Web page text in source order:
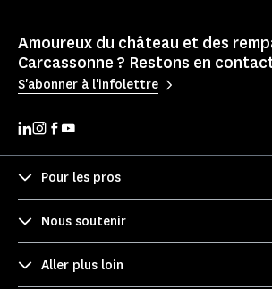
Amoureux du château et des
Carcassonne ? Restons en
S'abonner à l'infolettre
Pour les pros
Nous soutenir
Aller plus loin